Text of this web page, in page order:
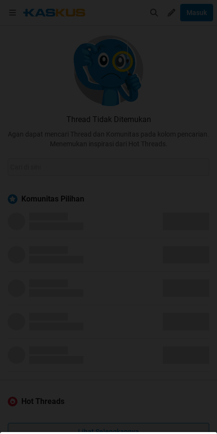
Masuk
Thread Tidak Ditemukan
Agan dapat mencari Thread dan Komunitas pada kolom pencarian.
Menemukan inspirasi dari Hot Threads.
Komunitas Pilihan
Hot Threads
Lihat Selengkapnya